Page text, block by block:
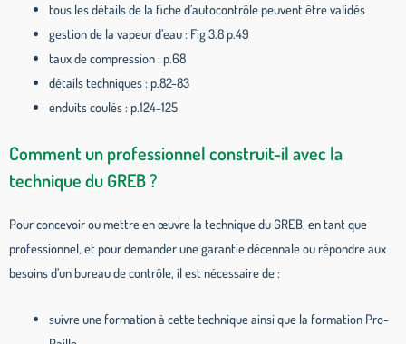
tous les détails de la fiche d’autocontrôle peuvent être validés
gestion de la vapeur d’eau : Fig 3.8 p.49
taux de compression : p.68
détails techniques : p.82-83
enduits coulés : p.124-125
Comment un professionnel construit-il avec la
technique du GREB ?
Pour concevoir ou mettre en œuvre la technique du GREB, en tant que
professionnel, et pour demander une garantie décennale ou répondre aux
besoins d’un bureau de contrôle, il est nécessaire de :
suivre une formation à cette technique ainsi que la formation Pro-